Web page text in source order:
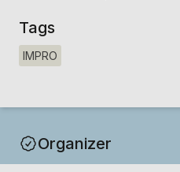
Tags
IMPRO
Organizer